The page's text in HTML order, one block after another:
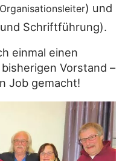
Organisationsleiter) und
Schriftführung).
einmal einen
Vorstand –
Job gemacht!